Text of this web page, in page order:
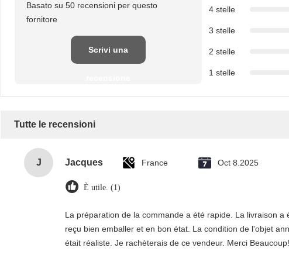
Basato su 50 recensioni per questo
fornitore
Scrivi una
4 stelle
3 stelle
2 stelle
1 stelle
Tutte le recensioni
J Jacques France Oct 8.2025
È utile. (1)
La préparation de la commande a été rapide. La livraison
reçu bien emballer et en bon état. La condition de l'objet
était réaliste. Je rachèterais de ce vendeur. Merci Beaucoup!